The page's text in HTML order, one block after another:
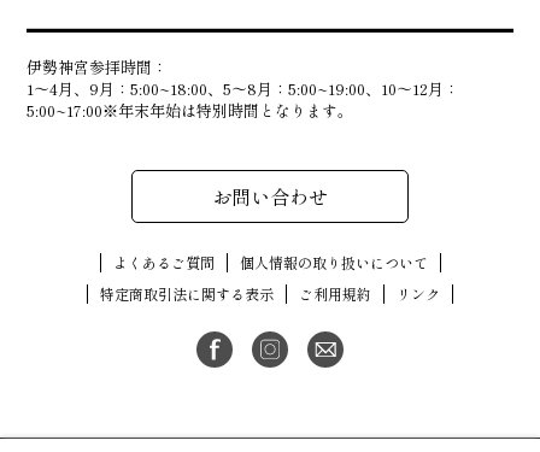
伊勢神宮参拝時間：
1〜4月、9月：5:00~18:00、5〜8月：5:00~19:00、10〜12月：
5:00~17:00※年末年始は特別時間となります。
お問い合わせ
よくあるご質問
個人情報の取り扱いについて
特定商取引法に関する表示
ご利用規約 リンク